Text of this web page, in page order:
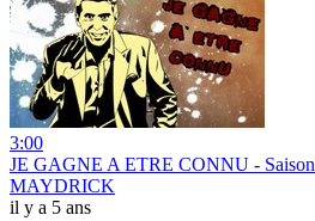
3:00
JE GAGNE A ETRE CONNU - Saison
MAYDRICK
il y a 5 ans